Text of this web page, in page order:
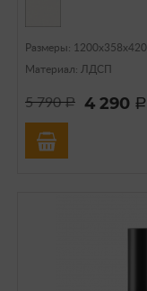
Размеры: 1200х358х420
Материал: ЛДСП
5 790a 4 290 a